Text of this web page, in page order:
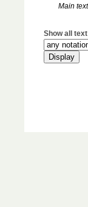
Main text
Show all